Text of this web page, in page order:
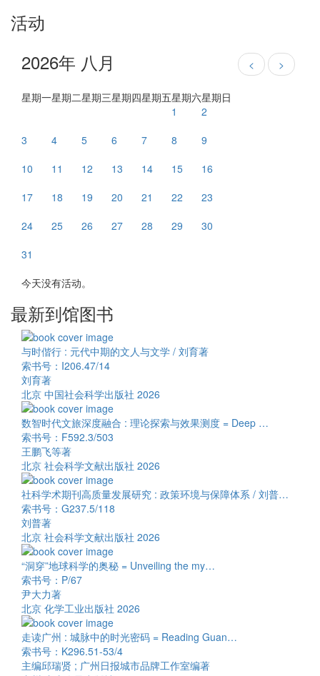
活动
2026年 八月
< >
星期一星期二星期三星期四星期五星期六星期日
1
2
3
4 5 6 7 8
9
10
11 12 13 14 15
16
17
18 19 20 21 22
23
24
25 26 27 28 29
30
31
今天没有活动。
最新到馆图书
与时偕行 : 元代中期的文人与文学 / 刘育著
索书号：I206.47/14
刘育著
北京 中国社会科学出版社 2026
数智时代文旅深度融合 : 理论探索与效果测度 = Deep …
索书号：F592.3/503
王鹏飞等著
北京 社会科学文献出版社 2026
社科学术期刊高质量发展研究 : 政策环境与保障体系 / 刘普…
索书号：G237.5/118
刘普著
北京 社会科学文献出版社 2026
“洞穿”地球科学的奥秘 = Unveiling the my…
索书号：P/67
尹大力著
北京 化学工业出版社 2026
走读广州 : 城脉中的时光密码 = Reading Guan…
索书号：K296.51-53/4
主编邱瑞贤 ; 广州日报城市品牌工作室编著